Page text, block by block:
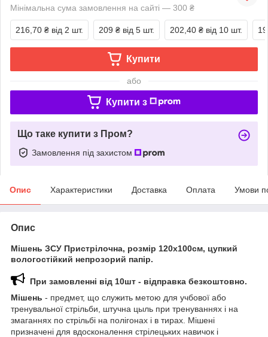
Мінімальна сума замовлення на сайті — 300 ₴
216,70 ₴ від 2 шт. 209 ₴ від 5 шт. 202,40 ₴ від 10 шт.
Купити
або
Купити з
Що таке купити з Пром?
Замовлення під захистом
Опис Характеристики Доставка Оплата Умови
Опис
Мішень ЗСУ Пристрілочна, розмір 120х100см, цупкий
вологостійкий непрозорий папір.
При замовленні від 10шт - відправка безкоштовно.
Мішень - предмет, що служить метою для учбової або
тренувальної стрільби, штучна цыль при тренуваннях і на
змаганнях по стрільбі на полігонах і в тирах. Мішені
призначені для вдосконалення стрілецьких навичок і